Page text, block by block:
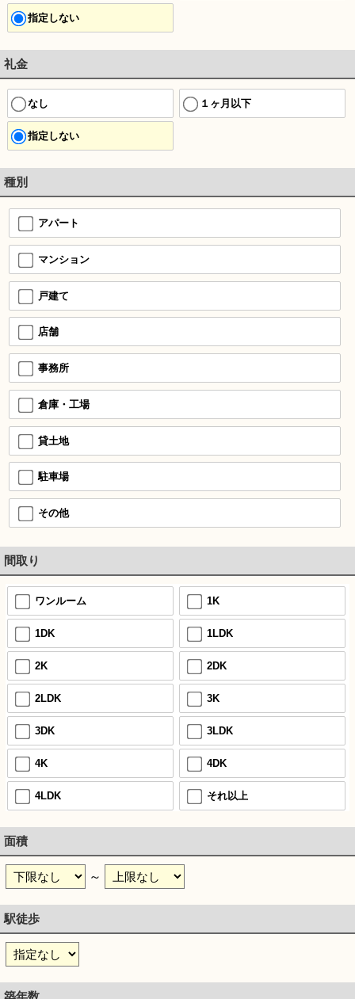
指定しない
礼金
なし １ヶ月以下
指定しない
種別
アパート
マンション
戸建て
店舗
事務所
倉庫・工場
貸土地
駐車場
その他
間取り
ワンルーム 1K
1DK 1LDK
2K 2DK
2LDK 3K
3DK 3LDK
4K 4DK
4LDK それ以上
面積
～
駅徒歩